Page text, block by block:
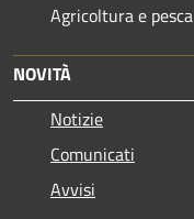
Agricoltura e pesca
NOVITÀ
Notizie
Comunicati
Avvisi